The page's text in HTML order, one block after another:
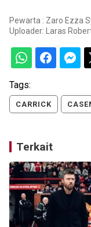
Pewarta : Zaro Ezza
Uploader:
Laras
Tags:
CARRICK
Terkait